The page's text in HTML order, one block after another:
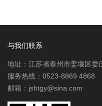
与我们联系
地址：江苏省泰州市姜堰区娄
服务热线：0523-8869 4868
邮箱：jshtgy@sina.com